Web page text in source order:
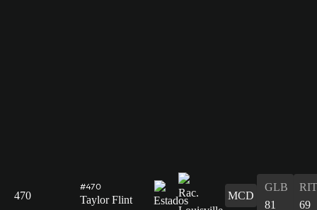
470
#470
Taylor Flint MCD
GLB
81
RIT
69